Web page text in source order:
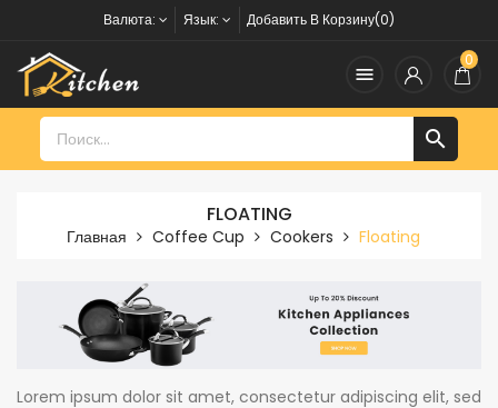
Валюта: Язык: Добавить В Корзину(0)

0

FLOATING
Главная Coffee Cup Cookers Floating
Lorem ipsum dolor sit amet, consectetur adipiscing elit, sed